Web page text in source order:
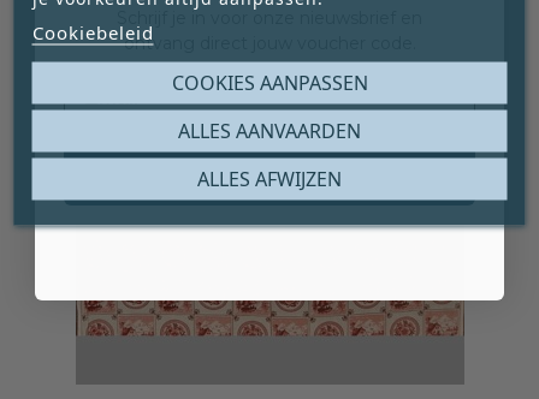
Cookiebeleid
COOKIES AANPASSEN
ALLES AFWIJZEN
ALLES AANVAARDEN
ontvang direct jouw voucher code.
Claim mijn gratis cadeau